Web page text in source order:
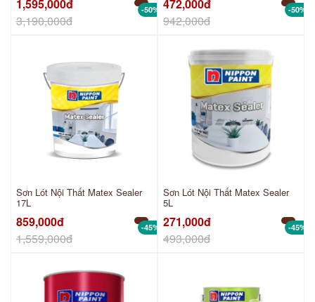
1,595,000đ
3,190,000đ
-50% 472,000đ
942,000đ
-50%
Sơn Lót Nội Thất Matex Sealer
17L
859,000đ
1,559,000đ
-45%
Sơn Lót Nội Thất Matex Sealer
5L
271,000đ
493,000đ
-45%